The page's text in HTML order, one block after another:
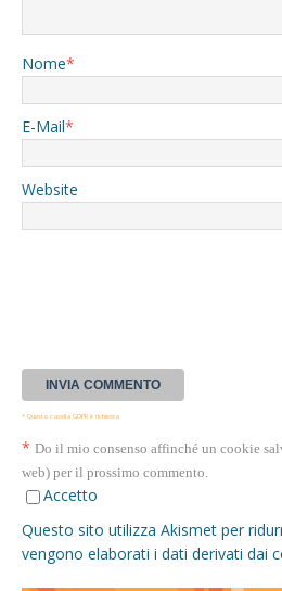
Nome*
E-Mail*
Website
* Questa casella GDPR è richiesta
* Do il mio consenso affinché un cookie
web) per il prossimo commento.
Accetto
Questo sito utilizza Akismet per
vengono elaborati i dati derivati dai